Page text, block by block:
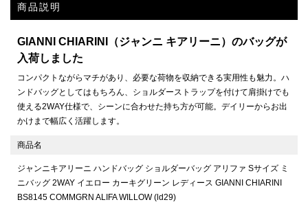
商品説明
GIANNI CHIARINI（ジャンニ キアリーニ）のバッグが
入荷しました
コンパクトながらマチがあり、必要な荷物を収納できる実用性も魅力。ハ
ンドバッグとしてはもちろん、ショルダーストラップを付けて肩掛けでも
使える2WAY仕様で、シーンに合わせた持ち方が可能。デイリーからお出
かけまで幅広く活躍します。
商品名
ジャンニキアリーニ ハンドバッグ ショルダーバッグ アリファ Sサイズ ミ
ニバッグ 2WAY イエロー カーキグリーン レディース GIANNI CHIARINI
BS8145 COMMGRN ALIFA WILLOW (ld29)